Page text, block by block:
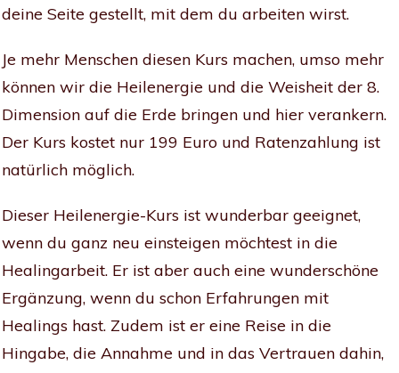
deine Seite gestellt, mit dem du arbeiten wirst.
Je mehr Menschen diesen Kurs machen, umso mehr
können wir die Heilenergie und die Weisheit der 8.
Dimension auf die Erde bringen und hier verankern.
Der Kurs kostet nur 199 Euro und Ratenzahlung ist
natürlich möglich.
Dieser Heilenergie-Kurs ist wunderbar geeignet,
wenn du ganz neu einsteigen möchtest in die
Healingarbeit. Er ist aber auch eine wunderschöne
Ergänzung, wenn du schon Erfahrungen mit
Healings hast. Zudem ist er eine Reise in die
Hingabe, die Annahme und in das Vertrauen dahin,